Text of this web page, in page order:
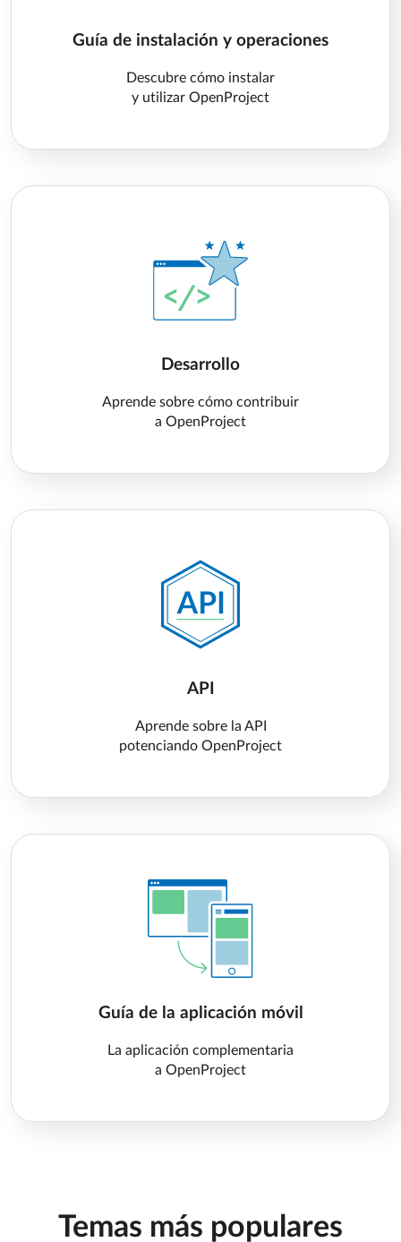
Guía de instalación y operaciones
Descubre cómo instalar
y utilizar OpenProject
Desarrollo
Aprende sobre cómo contribuir
a OpenProject
API
Aprende sobre la API
potenciando OpenProject
Guía de la aplicación móvil
La aplicación complementaria
a OpenProject
Temas más populares